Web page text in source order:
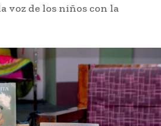
voz de los niños con la